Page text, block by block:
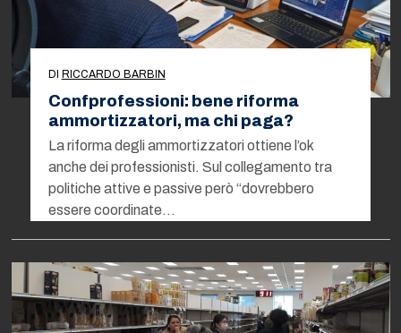
DI RICCARDO BARBIN
Confprofessioni: bene riforma
ammortizzatori, ma chi paga?
La riforma degli ammortizzatori ottiene l’ok
anche dei professionisti. Sul collegamento tra
politiche attive e passive però “dovrebbero
essere coordinate…